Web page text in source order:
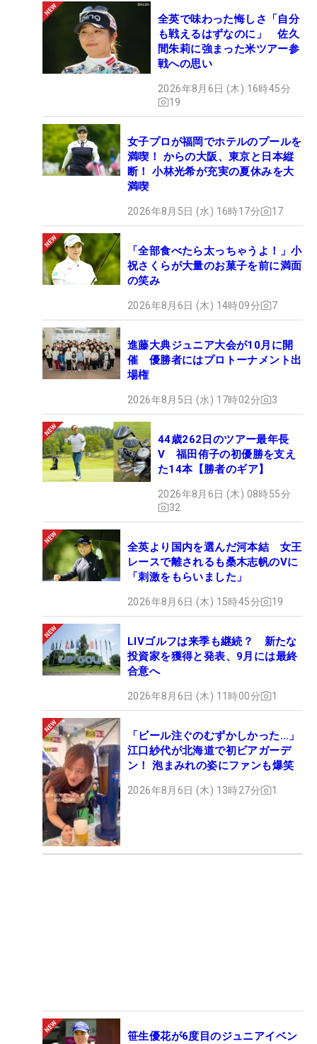
全英で味わった悔しさ「自分
も戦えるはずなのに」 佐久
間朱莉に強まった米ツアー参
戦への思い
2026年8月6日 (木) 16時45分
19
女子プロが福岡でホテルのプールを
満喫！ からの大阪、東京と日本縦
断！ 小林光希が充実の夏休みを大
満喫
2026年8月5日 (水) 16時17分 17
「全部食べたら太っちゃうよ！」小
祝さくらが大量のお菓子を前に満面
の笑み
2026年8月6日 (木) 14時09分 7
進藤大典ジュニア大会が10月に開
催 優勝者にはプロトーナメント出
場権
2026年8月5日 (水) 17時02分 3
44歳262日のツアー最年長
V 福田侑子の初優勝を支え
た14本【勝者のギア】
2026年8月6日 (木) 08時55分
32
全英より国内を選んだ河本結 女王
レースで離されるも桑木志帆のVに
「刺激をもらいました」
2026年8月6日 (木) 15時45分 19
LIVゴルフは来季も継続？ 新たな
投資家を獲得と発表、9月には最終
合意へ
2026年8月6日 (木) 11時00分 1
「ビール注ぐのむずかしかった…」
江口紗代が北海道で初ビアガーデ
ン！ 泡まみれの姿にファンも爆笑
2026年8月6日 (木) 13時27分 1
笹生優花が6度目のジュニアイベン